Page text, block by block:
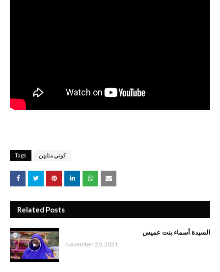
Tags كوني مثلهن
Related Posts
السيدة أسماء بنت عميس
November 20, 2021